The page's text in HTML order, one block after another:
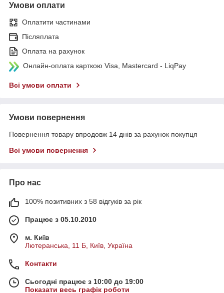
Умови оплати
Оплатити частинами
Післяплата
Оплата на рахунок
Онлайн-оплата карткою Visa, Mastercard - LiqPay
Всі умови оплати
Умови повернення
Повернення товару впродовж 14 днів за рахунок покупця
Всі умови повернення
Про нас
100% позитивних з 58 відгуків за рік
Працює з 05.10.2010
м. Київ
Лютеранська, 11 Б, Київ, Україна
Контакти
Сьогодні працює з 10:00 до 19:00
Показати весь графік роботи